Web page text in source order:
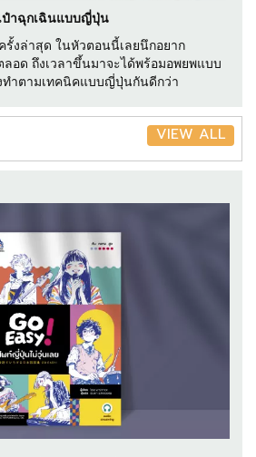
ป๋าฉุกเฉินแบบญี่ปุ่น
รั้งล่าสุด ในหัวตอนนี้เลยนึกอยาก
ลอด ถึงเวลาขึ้นมาจะได้พร้อมอพยพแบบ
ทำตามเทคนิคแบบญี่ปุ่นกันดีกว่า
VIEW ALL